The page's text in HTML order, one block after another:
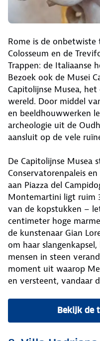
Rome is de onbetwiste
Colosseum en de
Trappen: de Italiaanse
Bezoek ook de Musei
Capitolijnse Musea,
wereld. Door middel
en beeldhouwwerken
archeologie uit de
aansluit op de vele
De Capitolijnse Musea
Conservatorenpaleis
aan Piazza del
Montemartini ligt ruim
van de kopstukken –
centimeter hoge
de kunstenaar Gian
om haar
mensen in steen
moment uit waarop
en versteent, vandaar
Bekijk de